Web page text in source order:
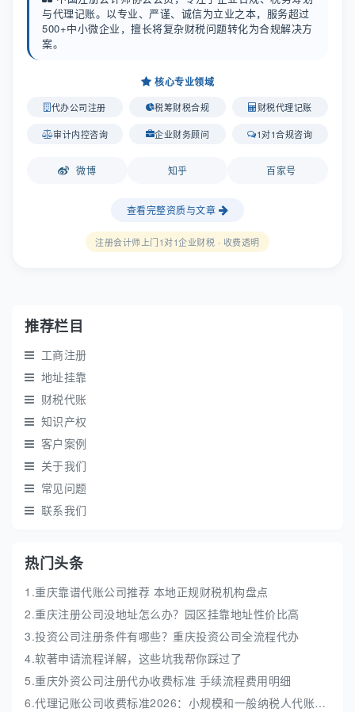
与代理记账。以专业、严谨、诚信为立业之本，服务超过
500+中小微企业，擅长将复杂财税问题转化为合规解决方
案。
核心专业领域
代办公司注册 税筹财税合规 财税代理记账
审计内控咨询 企业财务顾问 1对1合规咨询
微博 知乎 百家号
查看完整资质与文章
注册会计师上门1对1企业财税 · 收费透明
推荐栏目
工商注册
地址挂靠
财税代账
知识产权
客户案例
关于我们
常见问题
联系我们
热门头条
1.重庆靠谱代账公司推荐 本地正规财税机构盘点
2.重庆注册公司没地址怎么办？园区挂靠地址性价比高
3.投资公司注册条件有哪些？重庆投资公司全流程代办
4.软著申请流程详解，这些坑我帮你踩过了
5.重庆外资公司注册代办收费标准 手续流程费用明细
6.代理记账公司收费标准2026：小规模和一般纳税人代账费解析